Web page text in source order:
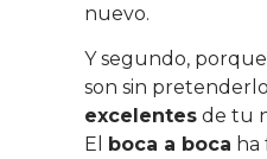
nuevo.
Y segundo,
son sin
excelentesde tu
El boca a boca